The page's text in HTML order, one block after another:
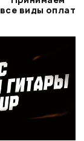
все виды оплат